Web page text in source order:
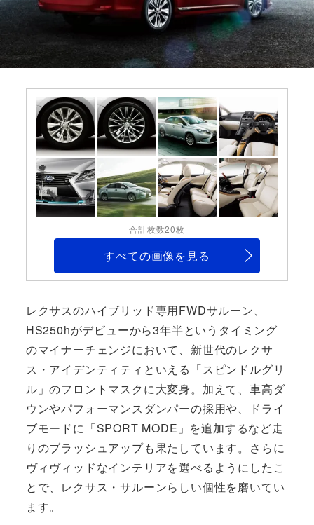
合計枚数20枚
すべての画像を見る
レクサスのハイブリッド専用FWDサルーン、
HS250hがデビューから3年半というタイミング
のマイナーチェンジにおいて、新世代のレクサ
ス・アイデンティティといえる「スピンドルグリ
ル」のフロントマスクに大変身。加えて、車高ダ
ウンやパフォーマンスダンパーの採用や、ドライ
ブモードに「SPORT MODE」を追加するなど走
りのブラッシュアップも果たしています。さらに
ヴィヴィッドなインテリアを選べるようにしたこ
とで、レクサス・サルーンらしい個性を磨いてい
ます。